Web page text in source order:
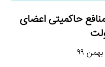
حاکمیتی اعضای